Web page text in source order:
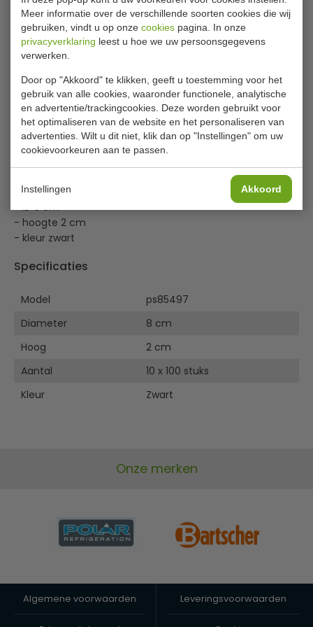
Meer informatie over de verschillende soorten cookies die wij
gebruiken, vindt u op onze cookies pagina. In onze
privacyverklaring leest u hoe we uw persoonsgegevens
verwerken.
Door op "Akkoord" te klikken, geeft u toestemming voor het
gebruik van alle cookies, waaronder functionele, analytische
en advertentie/trackingcookies. Deze worden gebruikt voor
het optimaliseren van de website en het personaliseren van
advertenties. Wilt u dit niet, klik dan op "Instellingen" om uw
cookievoorkeuren aan te passen.
Instellingen Akkoord
€ 49,00excl. btw
€59,29 incl. btw
In winkelwagentje
Ofbetaal19,76in 3 termijnenmet Klarna
Deksels van PS (polystyreen) voor to-go-bekers
- Ø 8 cm
- hoogte 2 cm
- kleur zwart
Specificaties
Model
ps85497
Diameter
8 cm
Hoog
2 cm
Aantal
10 x 100 stuks
Kleur
Zwart
Onze merken
Algemene voorwaarden Leveringsvoorwaarden